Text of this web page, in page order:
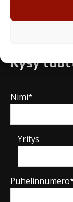
Kysy
Nimi*
Yritys